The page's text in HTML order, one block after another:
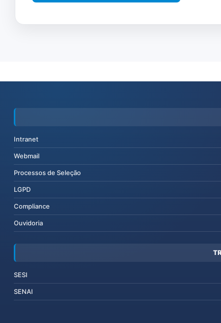
Intranet
Webmail
Processos de Seleção
LGPD
Compliance
Ouvidoria
SESI
SENAI